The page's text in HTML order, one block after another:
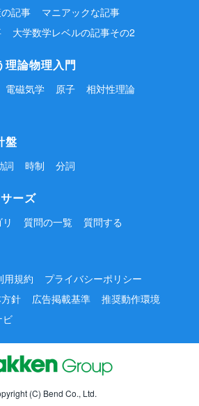
記事
マニアックな記事
大学数学レベルの記事その2
理論物理入門
電磁気学 原子
相対性理論
盤
詞 時制 分詞
ーズ
質問の一覧 質問する
用規約
プライバシーポリシー
針
広告掲載基準
推奨動作環境
ビ
(C) Bend Co., Ltd.